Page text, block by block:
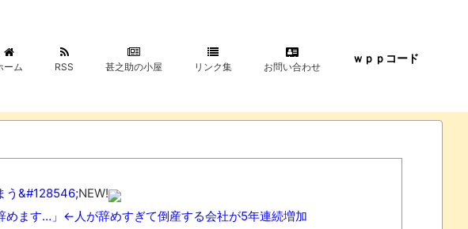
ーム RSS 甚之助の小屋 リンク集 お問い合わせ
ｗｐｐコード
う&#128546;NEW!
めます…」←人が辞めすぎて倒産する会社が5年連続増加